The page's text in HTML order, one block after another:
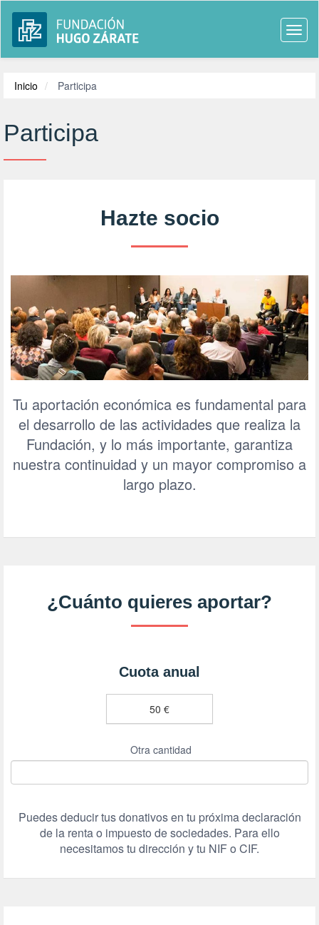
Inicio Participa
Participa
Hazte socio
Tu aportación económica es fundamental para
el desarrollo de las actividades que realiza la
Fundación, y lo más importante, garantiza
nuestra continuidad y un mayor compromiso a
largo plazo.
¿Cuánto quieres aportar?
Cuota anual
50 €
Otra cantidad
Puedes deducir tus donativos en tu próxima declaración
de la renta o impuesto de sociedades. Para ello
necesitamos tu dirección y tu NIF o CIF.